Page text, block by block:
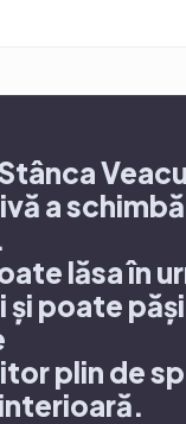
a
lăsa în
poate
plin de